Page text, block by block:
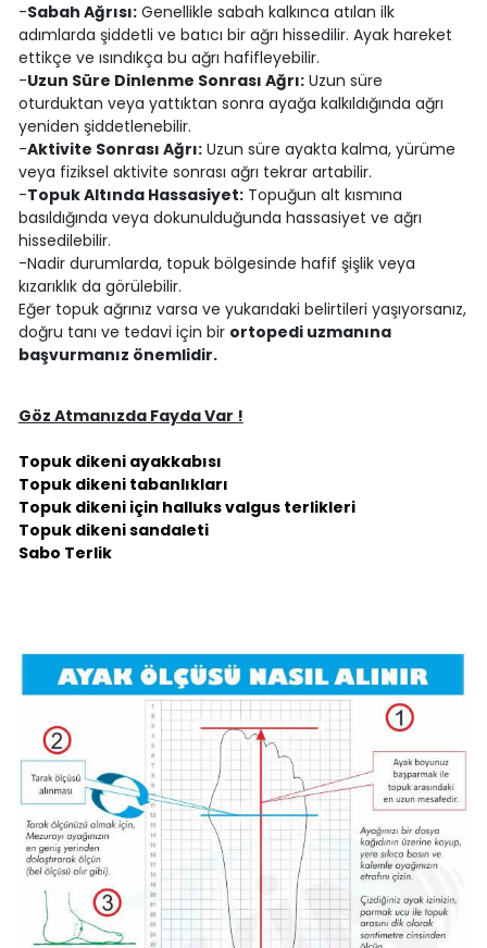
-Sabah Ağrısı:Genellikle sabah kalkınca atılan ilk
adımlarda şiddetli ve batıcı bir ağrı hissedilir. Ayak hareket
ettikçe ve ısındıkça bu ağrı hafifleyebilir.
-Uzun Süre Dinlenme Sonrası Ağrı:Uzun süre
oturduktan veya yattıktan sonra ayağa kalkıldığında ağrı
yeniden şiddetlenebilir.
-Aktivite Sonrası Ağrı:Uzun süre ayakta kalma, yürüme
veya fiziksel aktivite sonrası ağrı tekrar artabilir.
-Topuk Altında Hassasiyet:Topuğun alt kısmına
basıldığında veya dokunulduğunda hassasiyet ve ağrı
hissedilebilir.
-Nadir durumlarda, topuk bölgesinde hafif şişlik veya
kızarıklık da görülebilir.
Eğer topuk ağrınız varsa ve yukarıdaki belirtileri yaşıyorsanız,
doğru tanı ve tedavi için bir ortopedi uzmanına
başvurmanız önemlidir.
Göz Atmanızda Fayda Var !
Topuk dikeni ayakkabısı
Topuk dikeni tabanlıkları
Topuk dikeni için halluks valgus terlikleri
Topuk dikeni sandaleti
Sabo Terlik